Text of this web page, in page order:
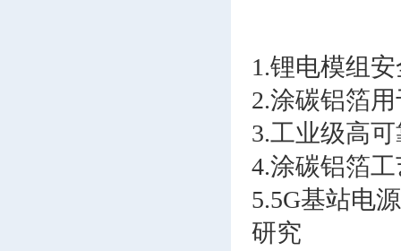
1.锂电模组
2.涂碳铝箔
3.工业级高
4.涂碳铝箔
5.5G基站电
研究